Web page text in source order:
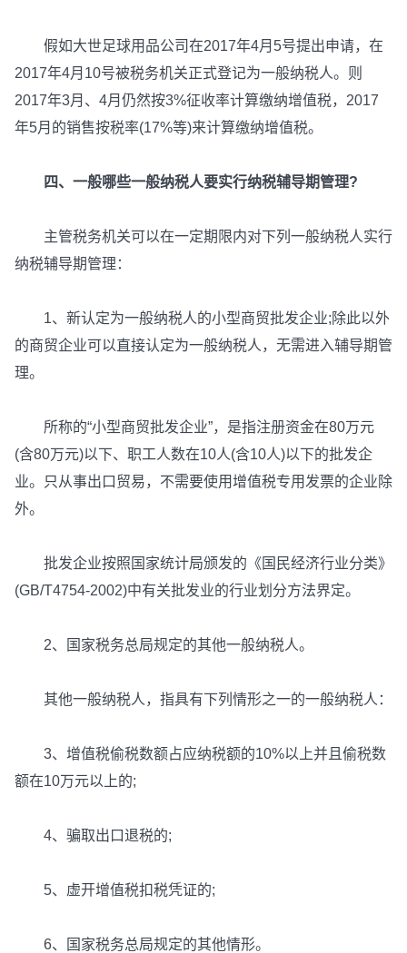
假如大世足球用品公司在2017年4月5号提出申请，在
2017年4月10号被税务机关正式登记为一般纳税人。则
2017年3月、4月仍然按3%征收率计算缴纳增值税，2017
年5月的销售按税率(17%等)来计算缴纳增值税。
四、一般哪些一般纳税人要实行纳税辅导期管理?
主管税务机关可以在一定期限内对下列一般纳税人实行
纳税辅导期管理：
1、新认定为一般纳税人的小型商贸批发企业;除此以外
的商贸企业可以直接认定为一般纳税人，无需进入辅导期管
理。
所称的“小型商贸批发企业”，是指注册资金在80万元
(含80万元)以下、职工人数在10人(含10人)以下的批发企
业。只从事出口贸易，不需要使用增值税专用发票的企业除
外。
批发企业按照国家统计局颁发的《国民经济行业分类》
(GB/T4754-2002)中有关批发业的行业划分方法界定。
2、国家税务总局规定的其他一般纳税人。
其他一般纳税人，指具有下列情形之一的一般纳税人：
3、增值税偷税数额占应纳税额的10%以上并且偷税数
额在10万元以上的;
4、骗取出口退税的;
5、虚开增值税扣税凭证的;
6、国家税务总局规定的其他情形。